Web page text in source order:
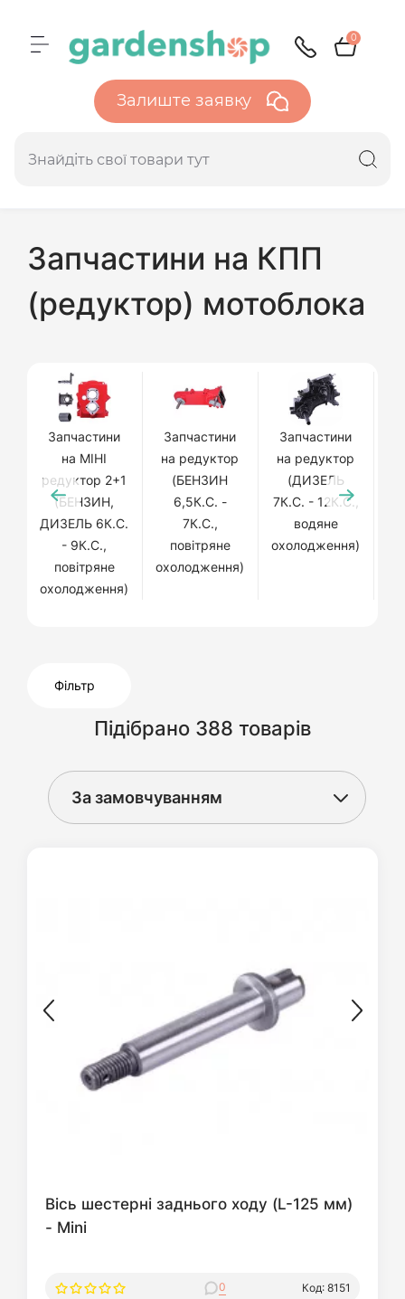
0
Залиште заявку
Запчастини на КПП
(редуктор) мотоблока
Запчастини
на МІНІ
редуктор 2+1
(БЕНЗИН,
ДИЗЕЛЬ 6К.С.
- 9К.С.,
повітряне
охолодження)
Запчастини
на редуктор
(БЕНЗИН
6,5К.С. -
7К.С.,
повітряне
охолодження)
Запчастини
на редуктор
(ДИЗЕЛЬ
7К.С. - 12К.С.,
водяне
охолодження)
Фільтр
Підібрано 388 товарів
Вісь шестерні заднього ходу (L-125 мм)
- Mini
0 Код: 8151